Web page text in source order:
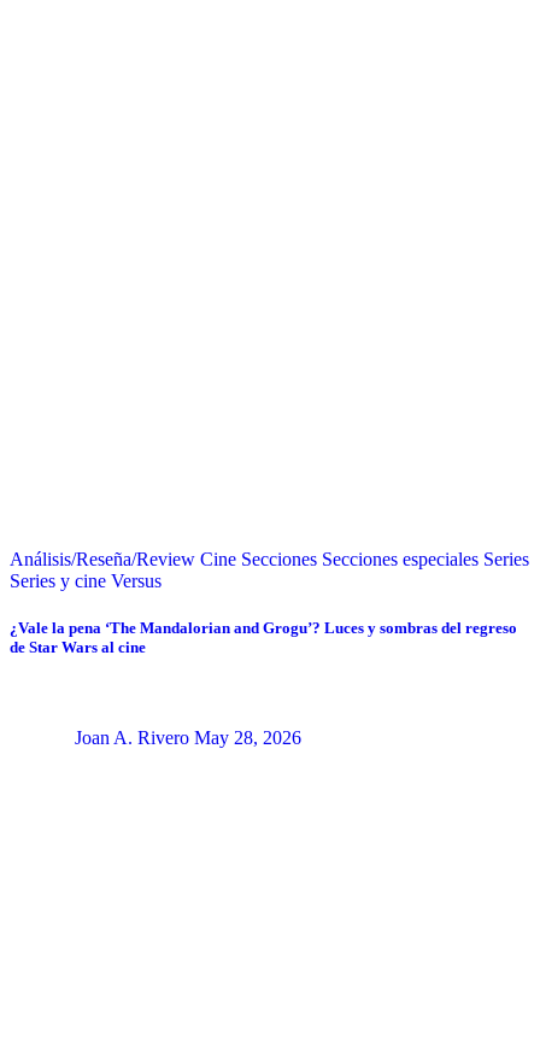
Análisis/Reseña/Review Cine Secciones Secciones especiales Series
Series y cine Versus
¿Vale la pena ‘The Mandalorian and Grogu’? Luces y sombras del regreso
de Star Wars al cine
Joan A. Rivero May 28, 2026